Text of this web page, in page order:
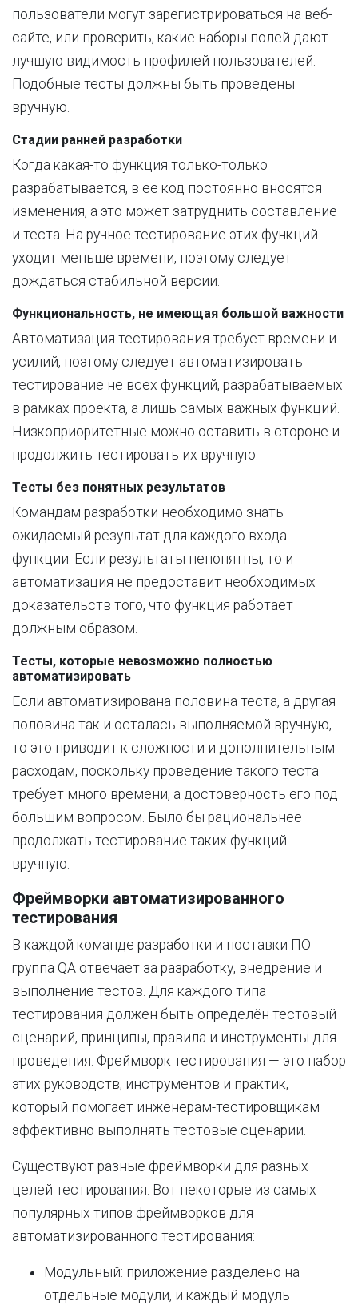
пользователи могут зарегистрироваться на веб-
сайте, или проверить, какие наборы полей дают
лучшую видимость профилей пользователей.
Подобные тесты должны быть проведены
вручную.
Стадии ранней разработки
Когда какая-то функция только-только
разрабатывается, в её код постоянно вносятся
изменения, а это может затруднить составление
и теста. На ручное тестирование этих функций
уходит меньше времени, поэтому следует
дождаться стабильной версии.
Функциональность, не имеющая большой важности
Автоматизация тестирования требует времени и
усилий, поэтому следует автоматизировать
тестирование не всех функций, разрабатываемых
в рамках проекта, а лишь самых важных функций.
Низкоприоритетные можно оставить в стороне и
продолжить тестировать их вручную.
Тесты без понятных результатов
Командам разработки необходимо знать
ожидаемый результат для каждого входа
функции. Если результаты непонятны, то и
автоматизация не предоставит необходимых
доказательств того, что функция работает
должным образом.
Тесты, которые невозможно полностью
автоматизировать
Если автоматизирована половина теста, а другая
половина так и осталась выполняемой вручную,
то это приводит к сложности и дополнительным
расходам, поскольку проведение такого теста
требует много времени, а достоверность его под
большим вопросом. Было бы рациональнее
продолжать тестирование таких функций
вручную.
Фреймворки автоматизированного
тестирования
В каждой команде разработки и поставки ПО
группа QA отвечает за разработку, внедрение и
выполнение тестов. Для каждого типа
тестирования должен быть определён тестовый
сценарий, принципы, правила и инструменты для
проведения. Фреймворк тестирования — это набор
этих руководств, инструментов и практик,
который помогает инженерам-тестировщикам
эффективно выполнять тестовые сценарии.
Существуют разные фреймворки для разных
целей тестирования. Вот некоторые из самых
популярных типов фреймворков для
автоматизированного тестирования:
Модульный: приложение разделено на
отдельные модули, и каждый модуль